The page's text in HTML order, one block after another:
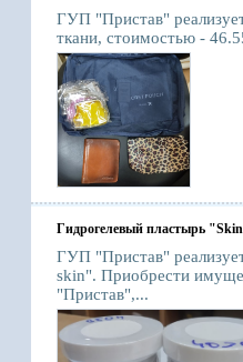
ГУП "Пристав"
ткани, стоимостью -
Гидрогелевый пластырь
ГУП "Пристав"
skin". Приобрести
"Пристав",...